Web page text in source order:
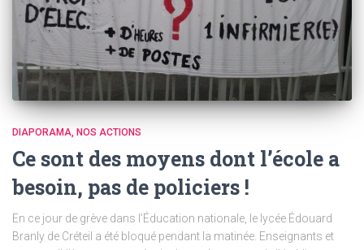
DIAPORAMA NOS ACTIONS
Ce sont des moyens dont l’école a
besoin, pas de policiers !
En ce jour de grève dans l’Éducation nationale, le lycée Édouard
Branly de Créteil a été bloqué pendant la matinée. Enseignants et